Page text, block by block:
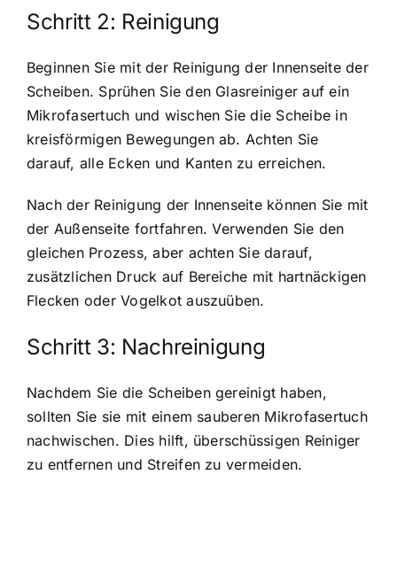
Schritt 2: Reinigung
Beginnen Sie mit der Reinigung der Innenseite der
Scheiben. Sprühen Sie den Glasreiniger auf ein
Mikrofasertuch und wischen Sie die Scheibe in
kreisförmigen Bewegungen ab. Achten Sie
darauf, alle Ecken und Kanten zu erreichen.
Nach der Reinigung der Innenseite können Sie mit
der Außenseite fortfahren. Verwenden Sie den
gleichen Prozess, aber achten Sie darauf,
zusätzlichen Druck auf Bereiche mit hartnäckigen
Flecken oder Vogelkot auszuüben.
Schritt 3: Nachreinigung
Nachdem Sie die Scheiben gereinigt haben,
sollten Sie sie mit einem sauberen Mikrofasertuch
nachwischen. Dies hilft, überschüssigen Reiniger
zu entfernen und Streifen zu vermeiden.